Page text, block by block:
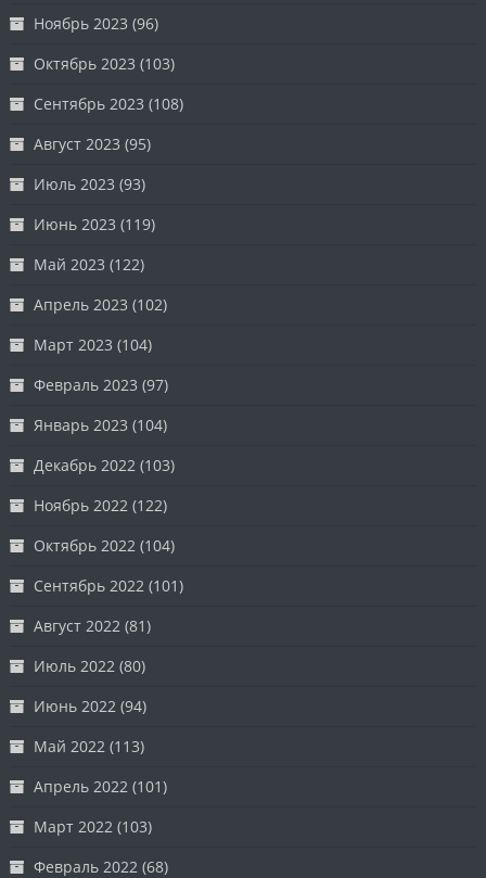
Ноябрь 2023 (96)
Октябрь 2023 (103)
Сентябрь 2023 (108)
Август 2023 (95)
Июль 2023 (93)
Июнь 2023 (119)
Май 2023 (122)
Апрель 2023 (102)
Март 2023 (104)
Февраль 2023 (97)
Январь 2023 (104)
Декабрь 2022 (103)
Ноябрь 2022 (122)
Октябрь 2022 (104)
Сентябрь 2022 (101)
Август 2022 (81)
Июль 2022 (80)
Июнь 2022 (94)
Май 2022 (113)
Апрель 2022 (101)
Март 2022 (103)
Февраль 2022 (68)